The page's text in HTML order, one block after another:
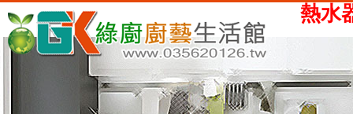
熱水器、瓦斯爐